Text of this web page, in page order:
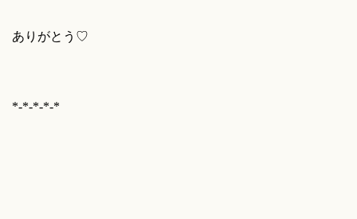
ありがとう♡
*-*-*-*-*